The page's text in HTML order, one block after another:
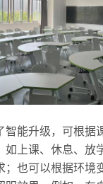
智能升级，可根据
如上课、休息、放
；也可以根据环境